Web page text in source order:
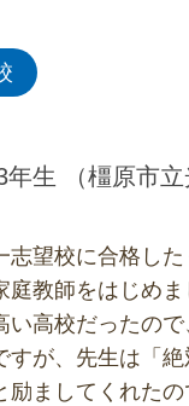
年生 （橿原市
志望校に合格し
庭教師をはじめ
い高校だったの
すが、先生は「絶
励ましてくれた